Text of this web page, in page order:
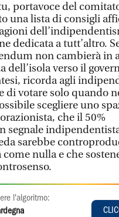
portavoce del
una lista di consigli
dedicata a tutt’altro.
non cambierà in
dell’isola verso il
ricorda agli
di votare solo quando
scegliere uno
che il 50%
segnale
sarebbe
nulla e che
l'algoritmo: